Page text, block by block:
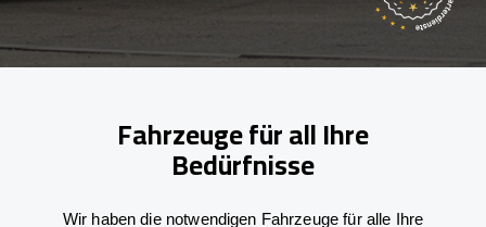
Fahrzeuge für all Ihre
Bedürfnisse
Wir haben die notwendigen Fahrzeuge für alle Ihre